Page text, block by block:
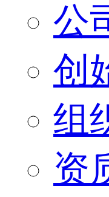
公
创
组
资